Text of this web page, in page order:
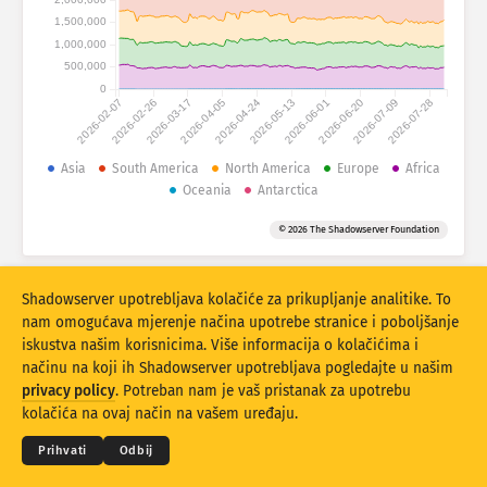
Statistike napada: Uređaji
Pomoć
Države
Skup podataka
Ograničenje
Preklapajući
Ažuriraj Resetiraj
Preuzmi kao PNG
2026-02-072026-02-262026-03-172026-04-052026-04-242026-05-132026-06-012026-06-202026-07-092026-07-28
0
500,000
1,000,000
1,500,000
Asia South America North America Europe
Africa
Oceania
Antarctica
© 2026 The Shadowserver Foundation
© 2026THE SHADOWSERVER FOUNDATION
Privatnost i Uvjeti
Obratite nam se Zahvale
Shadowserver upotrebljava kolačiće za prikupljanje analitike. To
nam omogućava mjerenje načina upotrebe stranice i poboljšanje
iskustva našim korisnicima. Više informacija o kolačićima i
načinu na koji ih Shadowserver upotrebljava pogledajte u našim
privacy policy. Potreban nam je vaš pristanak za upotrebu
kolačića na ovaj način na vašem uređaju.
Prihvati Odbij